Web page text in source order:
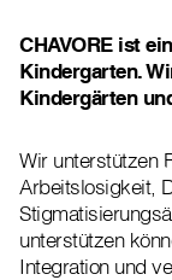
CHAVORE ist
Kindergarten.
Kindergärten
Wir unterstützen
Arbeitslosigkeit,
unterstützen
Integration und